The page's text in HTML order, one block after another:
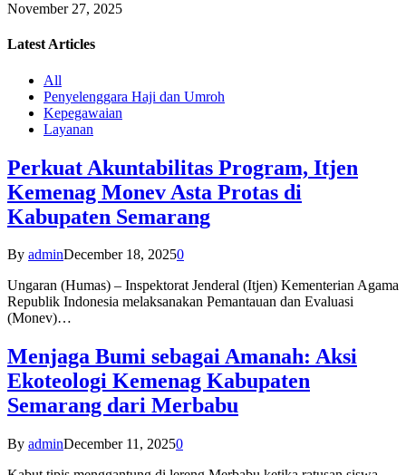
November 27, 2025
Latest Articles
All
Penyelenggara Haji dan Umroh
Kepegawaian
Layanan
Perkuat Akuntabilitas Program, Itjen
Kemenag Monev Asta Protas di
Kabupaten Semarang
By adminDecember 18, 20250
Ungaran (Humas) – Inspektorat Jenderal (Itjen) Kementerian Agama
Republik Indonesia melaksanakan Pemantauan dan Evaluasi
(Monev)…
Menjaga Bumi sebagai Amanah: Aksi
Ekoteologi Kemenag Kabupaten
Semarang dari Merbabu
By adminDecember 11, 20250